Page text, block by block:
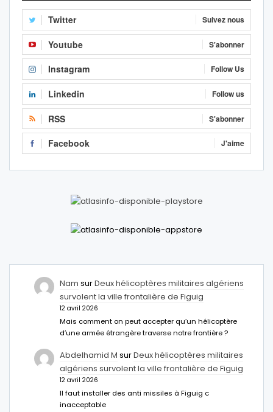
Twitter Suivez nous
Youtube S'abonner
Instagram Follow Us
Linkedin Follow us
RSS S'abonner
Facebook J'aime
Nam surDeux hélicoptères militaires algériens
survolent la ville frontalière de Figuig
12 avril 2026
Mais comment on peut accepter qu’un hélicoptère
d’une armée étrangère traverse notre frontière ?
Abdelhamid M surDeux hélicoptères militaires
algériens survolent la ville frontalière de Figuig
12 avril 2026
Il faut installer des anti missiles à Figuig c
inacceptable